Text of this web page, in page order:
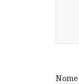
Nome